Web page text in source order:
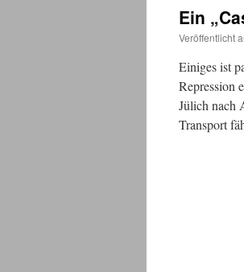
Ein
Veröffentlicht
Einiges ist
Repression
Jülich nach
Transport